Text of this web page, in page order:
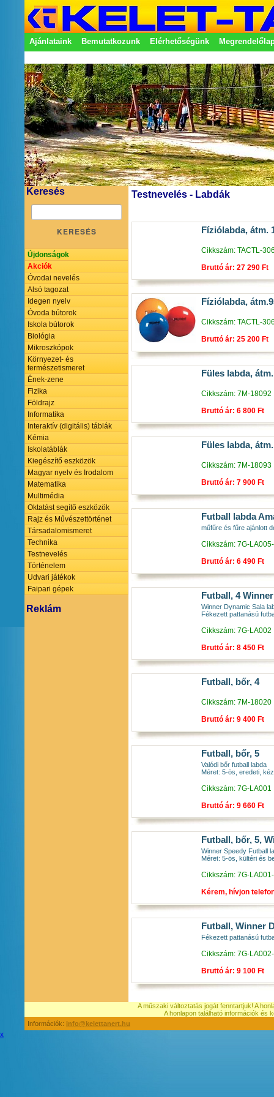
Ajánlataink Bemutatkozunk Elérhetőségünk
Keresés
KERESÉS
Újdonságok
Akciók
Óvodai nevelés
Alsó tagozat
Idegen nyelv
Óvoda bútorok
Iskola bútorok
Biológia
Mikroszkópok
Környezet- és
természetismeret
Ének-zene
Fizika
Földrajz
Informatika
Interaktív (digitális) táblák
Kémia
Iskolatáblák
Kiegészítő eszközök
Magyar nyelv és Irodalom
Matematika
Multimédia
Oktatást segítő eszközök
Rajz és Művészettörténet
Társadalomismeret
Technika
Testnevelés
Történelem
Udvari játékok
Faipari gépek
Reklám
Testnevelés - Labdák
Fíziólabda, átm.
Cikkszám: TACTL-
Bruttó ár: 27 290 Ft
Fíziólabda,
Cikkszám: TACTL-
Bruttó ár: 25 200 Ft
Füles labda,
Cikkszám: 7M-18092
Bruttó ár: 6 800 Ft
Füles labda,
Cikkszám: 7M-18093
Bruttó ár: 7 900 Ft
Futball labda
műfűre és fűre ajánlott
Cikkszám: 7G-
Bruttó ár: 6 490 Ft
Futball, 4
Winner Dynamic Sala
Fékezett pattanású
Cikkszám: 7G-LA002
Bruttó ár: 8 450 Ft
Futball, bőr, 4
Cikkszám: 7M-18020
Bruttó ár: 9 400 Ft
Futball, bőr, 5
Valódi bőr futball labda
Méret: 5-ös, eredeti,
Cikkszám: 7G-LA001
Bruttó ár: 9 660 Ft
Futball, bőr, 5,
Winner Speedy Futball
Méret: 5-ös, kültéri és
Cikkszám: 7G-
Kérem, hívjon
Futball, Winner
Fékezett pattanású
Cikkszám: 7G-
Bruttó ár: 9 100 Ft
A műszaki változtatás jogát fenntartjuk! A
A honlapon található információk és
Információk: info@kelettanert.hu
x